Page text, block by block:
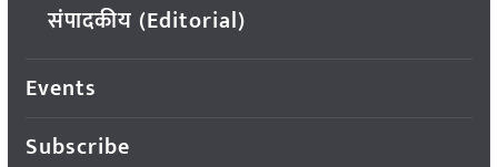
संपादकीय (Editorial)
Events
Subscribe